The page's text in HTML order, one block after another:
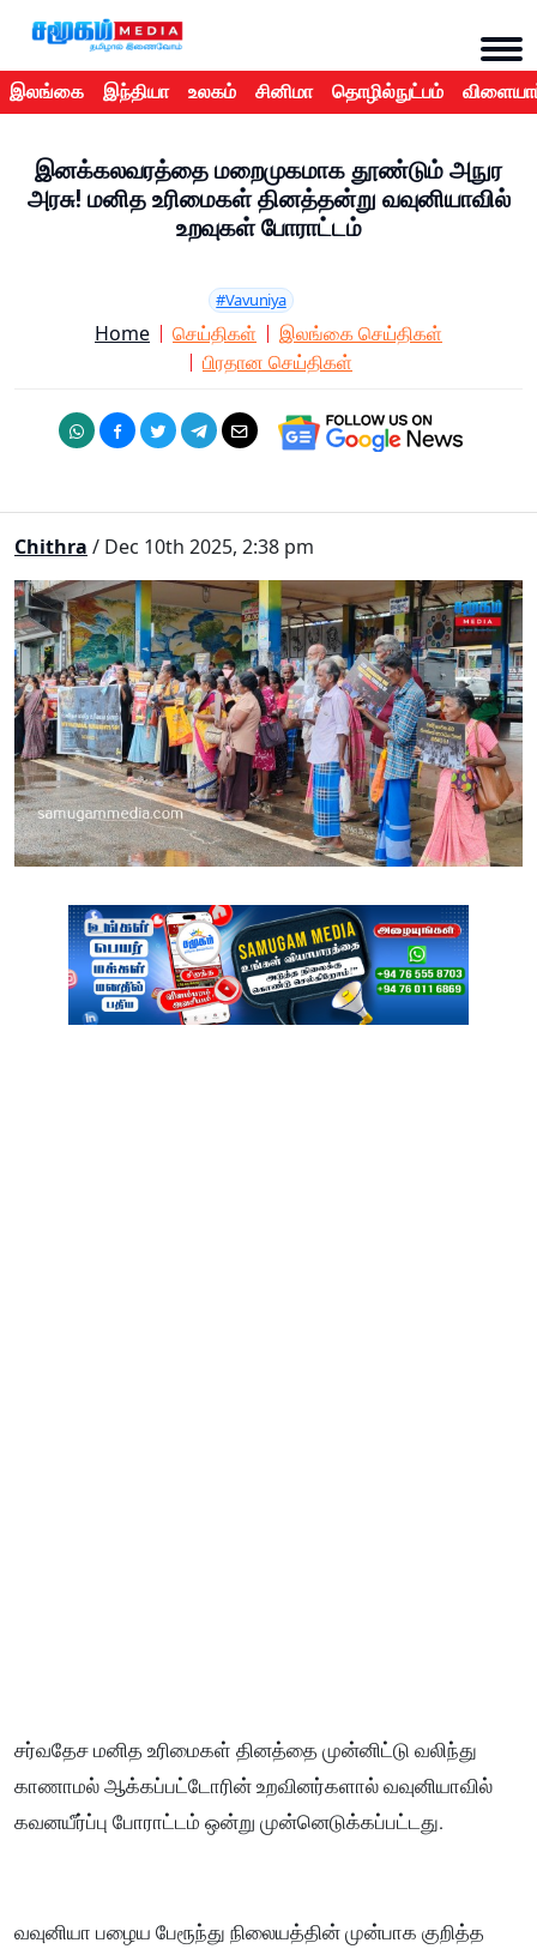
இலங்கை இந்தியா உலகம் சினிமா தொழில்நுட்பம்
இனக்கலவரத்தை மறைமுகமாக தூண்டும் அநுர
அரசு! மனித உரிமைகள் தினத்தன்று வவுனியாவில்
உறவுகள் போராட்டம்
#Vavuniya
Home செய்திகள்
இலங்கை செய்திகள்
பிரதான செய்திகள்
Chithra / Dec 10th 2025, 2:38 pm
சர்வதேச மனித உரிமைகள் தினத்தை முன்னிட்டு வலிந்து
காணாமல் ஆக்கப்பட்டோரின் உறவினர்களால் வவுனியாவில்
கவனயீர்ப்பு போராட்டம் ஒன்று முன்னெடுக்கப்பட்டது.
வவுனியா பழைய பேரூந்து நிலையத்தின் முன்பாக குறித்த